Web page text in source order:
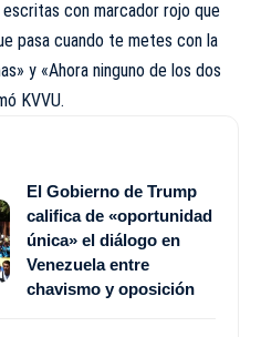
con marcador rojo que
pasa cuando te metes con la
y «Ahora ninguno de los dos
KVVU.
El Gobierno de Trump
califica de «oportunidad
única» el diálogo en
Venezuela entre
chavismo y oposición